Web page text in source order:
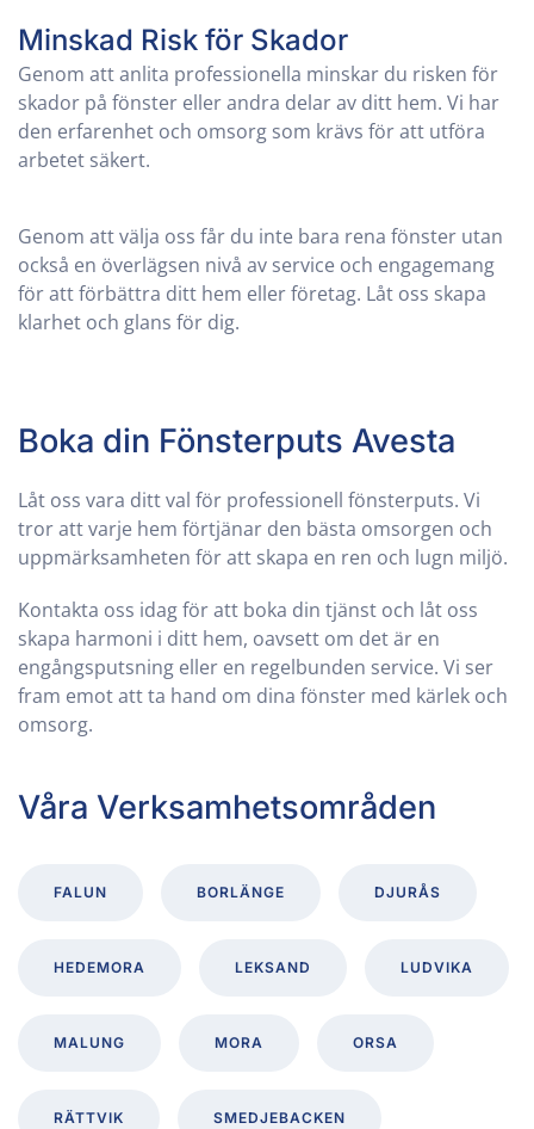
Minskad Risk för Skador
Genom att anlita professionella minskar du risken för
skador på fönster eller andra delar av ditt hem. Vi har
den erfarenhet och omsorg som krävs för att utföra
arbetet säkert.
Genom att välja oss får du inte bara rena fönster utan
också en överlägsen nivå av service och engagemang
för att förbättra ditt hem eller företag. Låt oss skapa
klarhet och glans för dig.
Boka din Fönsterputs Avesta
Låt oss vara ditt val för professionell fönsterputs. Vi
tror att varje hem förtjänar den bästa omsorgen och
uppmärksamheten för att skapa en ren och lugn miljö.
Kontakta oss idag för att boka din tjänst och låt oss
skapa harmoni i ditt hem, oavsett om det är en
engångsputsning eller en regelbunden service. Vi ser
fram emot att ta hand om dina fönster med kärlek och
omsorg.
Våra Verksamhetsområden
FALUN BORLÄNGE DJURÅS
HEDEMORA LEKSAND LUDVIKA
MALUNG MORA ORSA
RÄTTVIK SMEDJEBACKEN